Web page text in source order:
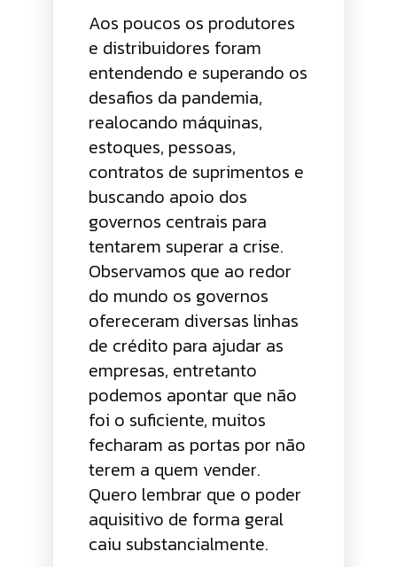
Aos poucos os produtores
e distribuidores foram
entendendo e superando os
desafios da pandemia,
realocando máquinas,
estoques, pessoas,
contratos de suprimentos e
buscando apoio dos
governos centrais para
tentarem superar a crise.
Observamos que ao redor
do mundo os governos
ofereceram diversas linhas
de crédito para ajudar as
empresas, entretanto
podemos apontar que não
foi o suficiente, muitos
fecharam as portas por não
terem a quem vender.
Quero lembrar que o poder
aquisitivo de forma geral
caiu substancialmente.